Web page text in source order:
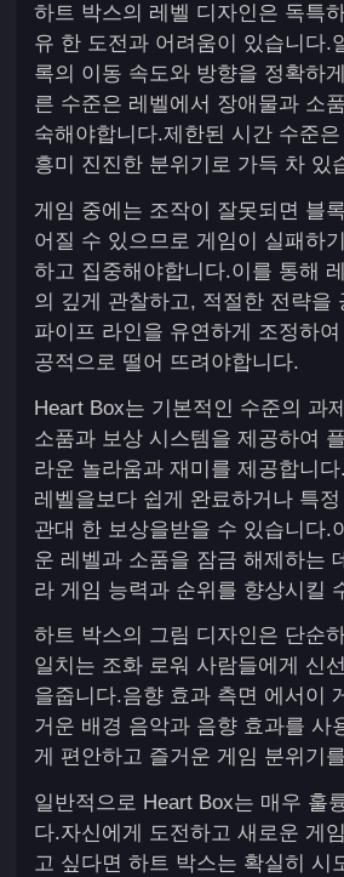
하트 박스의 레벨 디자인은 독특
유 한 도전과 어려움이 있습니다.
록의 이동 속도와 방향을 정확하
른 수준은 레벨에서 장애물과 소
숙해야합니다.제한된 시간 수준
흥미 진진한 분위기로 가득 차 있
게임 중에는 조작이 잘못되면 블
어질 수 있으므로 게임이 실패하
하고 집중해야합니다.이를 통해
의 깊게 관찰하고, 적절한 전략을
파이프 라인을 유연하게 조정하
공적으로 떨어 뜨려야합니다.
Heart Box는 기본적인 수준의 과
소품과 보상 시스템을 제공하여
라운 놀라움과 재미를 제공합니
레벨을보다 쉽게 ​​완료하거나 특
관대 한 보상을받을 수 있습니다.
운 레벨과 소품을 잠금 해제하는
라 게임 능력과 순위를 향상시킬
하트 박스의 그림 디자인은 단순
일치는 조화 로워 사람들에게 신
을줍니다.음향 효과 측면 에서이
거운 배경 음악과 음향 효과를 사
게 편안하고 즐거운 게임 분위기
일반적으로 Heart Box는 매우 훌
다.자신에게 도전하고 새로운 게
고 싶다면 하트 박스는 확실히 시